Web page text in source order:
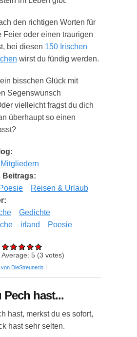
den richtigen Worten für
Feier oder einen traurigen
bei diesen 150 Irischen
wirst du fündig werden.
bisschen Glück mit
Segenswunsch
vielleicht fragst du dich
überhaupt so einen
Beitrags:
Poesie
Reisen & Urlaub
Gedichte
irland
Poesie
Average: 5 (3 votes)
sind Irische Segenswünsche und
von DieStreunerin
hast...
hast, merkst du es sofort,
hast sehr selten.